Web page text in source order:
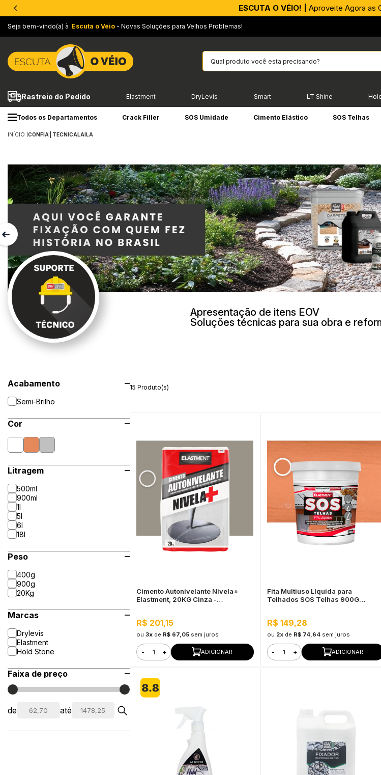
ESCUTA O VÉIO! | Aproveite Agora as
Seja bem-vindo(a) à Escuta o Véio - Novas Soluções para Velhos Problemas!
Rastreio do Pedido Elastment DryLevis Smart LT Shine
Todos os Departamentos Crack Filler SOS Umidade Cimento Elástico SOS Telhas
INÍCIO CONFIA | TECNICALAILA
Apresentação de itens EOV
Soluções técnicas para sua obra e
Acabamento
Semi-Brilho
Cor
Litragem
500ml
900ml
1l
5l
6l
18l
Peso
400g
900g
20Kg
Marcas
Drylevis
Elastment
Hold Stone
Faixa de preço
de até
15 Produto(s)
Cimento Autonivelante Nivela+
Elastment, 20KG Cinza -
R$ 201,15
ou 3x de R$ 67,05 sem juros
- + ADICIONAR
Fita Multiuso Líquida para
Telhados SOS Telhas 900G
R$ 149,28
ou 2xde R$ 74,64 sem juros
- + ADICIONAR